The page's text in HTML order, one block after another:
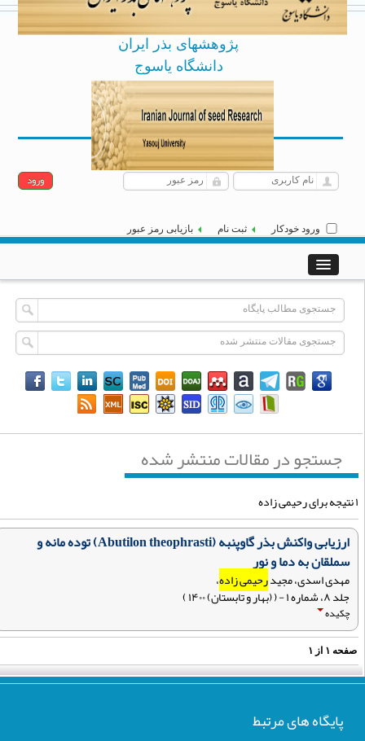
پژوهشهای بذر ایران
دانشگاه یاسوج
|
English
[Archive]
ورود خودکار ثبت نام بازیابی رمز عبور
جستجو در مقالات منتشر شده
ارزیابی واکنش بذر گاوپنبه (Abutilon theophrasti) توده مانه و
سملقان به دما و نور
مهدی اسدی، مجیدرحیمی زاده،
جلد ۸، شماره ۱ - ( (بهار و تابستان) ۱۴۰۰ )
چکیده
۱از ۱
پایگاه های مرتبط